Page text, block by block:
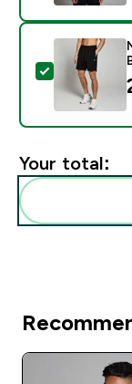
Select this
Your total: